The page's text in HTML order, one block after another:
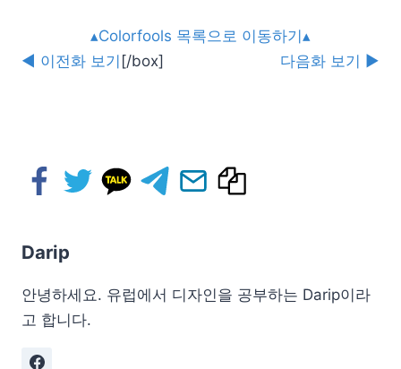
▴Colorfools 목록으로 이동하기▴
◀ 이전화 보기
다음화 보기 ▶
[/box]
Darip
안녕하세요. 유럽에서 디자인을 공부하는 Darip이라
고 합니다.